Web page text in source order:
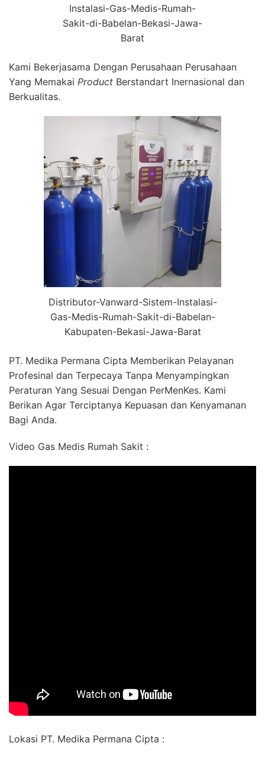
Instalasi-Gas-Medis-Rumah-
Sakit-di-Babelan-Bekasi-Jawa-
Barat
Kami Bekerjasama Dengan Perusahaan Perusahaan
Yang Memakai Product Berstandart Inernasional dan
Berkualitas.
Distributor-Vanward-Sistem-Instalasi-
Gas-Medis-Rumah-Sakit-di-Babelan-
Kabupaten-Bekasi-Jawa-Barat
PT. Medika Permana Cipta Memberikan Pelayanan
Profesinal dan Terpecaya Tanpa Menyampingkan
Peraturan Yang Sesuai Dengan PerMenKes. Kami
Berikan Agar Terciptanya Kepuasan dan Kenyamanan
Bagi Anda.
Video Gas Medis Rumah Sakit :
Lokasi PT. Medika Permana Cipta :